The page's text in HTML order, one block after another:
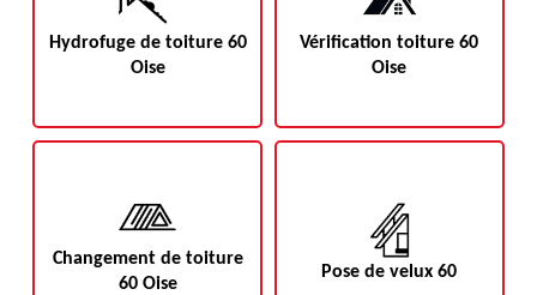
Hydrofuge de toiture 60
Oise
Vérification toiture 60
Oise
Changement de toiture
60 Oise
Pose de velux 60